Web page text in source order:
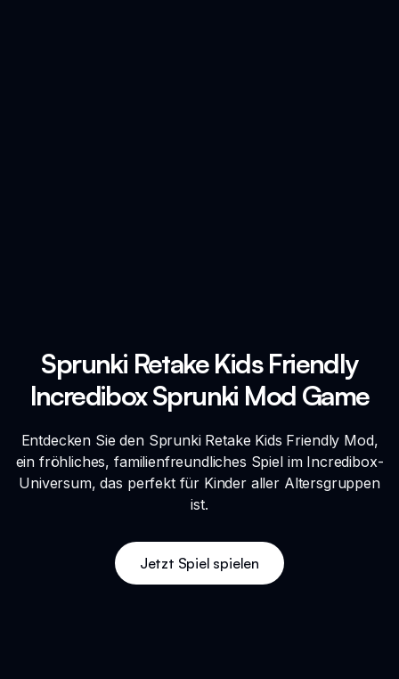
Sprunki Retake Kids Friendly
Incredibox Sprunki Mod Game
Entdecken Sie den Sprunki Retake Kids Friendly Mod,
ein fröhliches, familienfreundliches Spiel im Incredibox-
Universum, das perfekt für Kinder aller Altersgruppen
ist.
Jetzt Spiel spielen